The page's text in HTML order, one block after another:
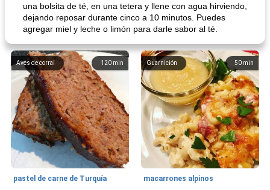
una bolsita de té, en una tetera y llene con agua hirviendo,
dejando reposar durante cinco a 10 minutos. Puedes
agregar miel y leche o limón para darle sabor al té.
120 min
Aves de corral
pastel de carne de Turquía
50 min
Guarnición
macarrones alpinos